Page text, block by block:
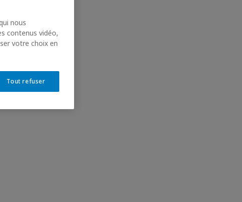
nous
contenus vidéo,
votre choix en
Tout refuser